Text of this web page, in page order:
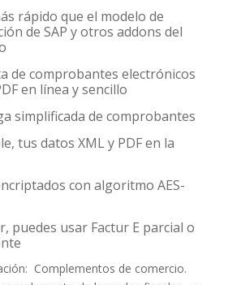
rápido que el modelo de
de SAP y otros addons del
de comprobantes electrónicos
en línea y sencillo
simplificada de comprobantes
tus datos XML y PDF en la
con algoritmo AES-
puedes usar Factur E parcial o
Complementos de comercio.